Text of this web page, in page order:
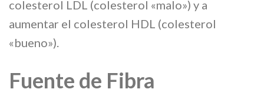
colesterol LDL (colesterol «malo») y a
aumentar el colesterol HDL (colesterol
«bueno»).
Fuente de Fibra